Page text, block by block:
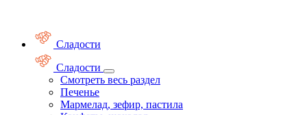
Сладости
Сладости
Смотреть весь раздел
Печенье
Мармелад, зефир, пастила